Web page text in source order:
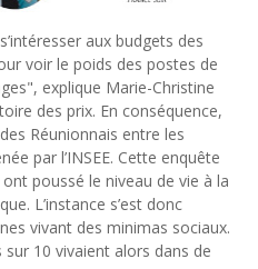
Chanel aux sommets de la
2026
: à l'ère de la "présence ciblée"
le pari du luxe et de la durabilité
dollar grince
sa vitalité
haut depuis juin 2026
aux budgets des
voir le poids des postes de
explique Marie-Christine
des prix. En conséquence,
Réunionnais entre les
par l’INSEE. Cette enquête
poussé le niveau de vie à la
L’instance s’est donc
vivant des minimas sociaux.
10 vivaient alors dans de